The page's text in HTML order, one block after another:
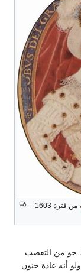
، من فترة 1603–
جو من التعصب
أنه عادة حنون